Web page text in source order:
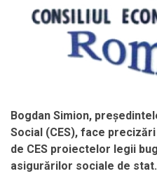
Bogdan Simion,
Social (CES), face
de CES proiectelor legii
asigurărilor sociale de stat.